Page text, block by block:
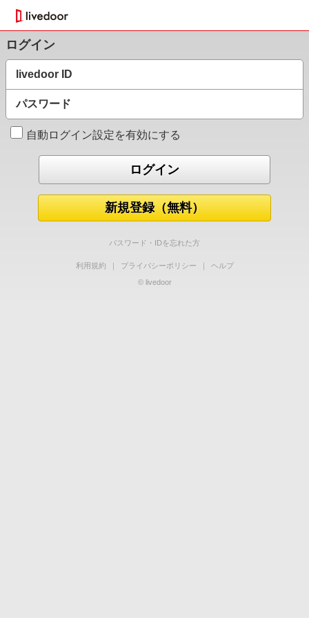
ログイン
livedoor ID
パスワード
自動ログイン設定を有効にする
新規登録（無料）
パスワード・IDを忘れた方
利用規約 ｜ プライバシーポリシー ｜
ヘルプ
© livedoor